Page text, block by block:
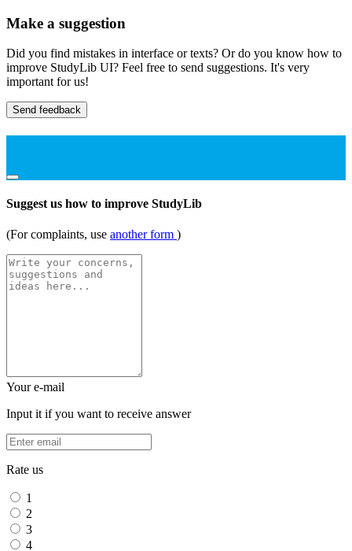
Make a suggestion
Did you find mistakes in interface or texts? Or do you know how to
improve StudyLib UI? Feel free to send suggestions. It's very
important for us!
Send feedback
Suggest us how to improve StudyLib
(For complaints, use another form )
Your e-mail
Input it if you want to receive answer
Rate us
1
2
3
4